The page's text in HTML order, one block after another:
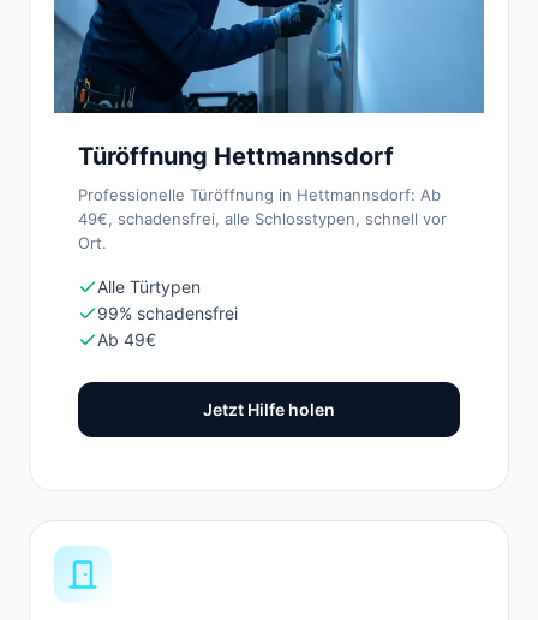
Türöffnung Hettmannsdorf
Professionelle Türöffnung in Hettmannsdorf: Ab
49€, schadensfrei, alle Schlosstypen, schnell vor
Ort.
Alle Türtypen
99% schadensfrei
Ab 49€
Jetzt Hilfe holen